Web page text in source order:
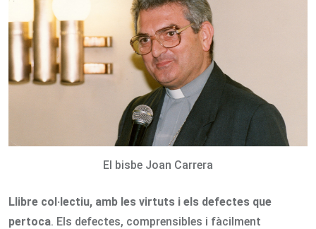
El bisbe Joan Carrera
Llibre col·lectiu, amb les virtuts i els defectes que
pertoca. Els defectes, comprensibles i fàcilment